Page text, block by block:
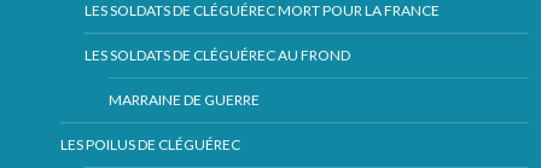
LES SOLDATS DE CLÉGUÉREC MORT POUR LA FRANCE
LES SOLDATS DE CLÉGUÉREC AU FROND
MARRAINE DE GUERRE
LES POILUS DE CLÉGUÉREC